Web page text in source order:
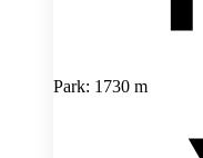
Park: 1730 m